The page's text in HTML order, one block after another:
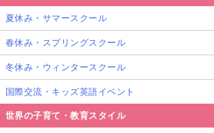
夏休み・サマースクール
春休み・スプリングスクール
冬休み・ウィンタースクール
国際交流・キッズ英語イベント
世界の子育て・教育スタイル